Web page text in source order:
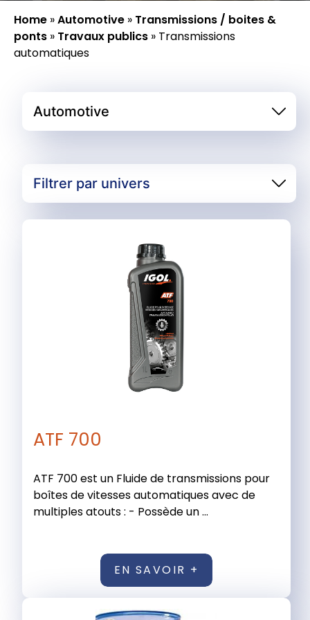
Home »Automotive » Transmissions / boites &
ponts » Travaux publics » Transmissions
automatiques
ATF 700
ATF 700 est un Fluide de transmissions pour
boîtes de vitesses automatiques avec de
multiples atouts : - Possède un ...
EN SAVOIR +